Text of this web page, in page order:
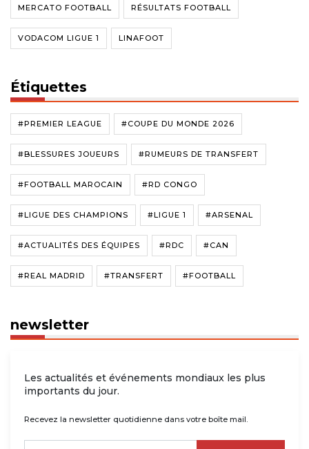
MERCATO FOOTBALL RÉSULTATS FOOTBALL
VODACOM LIGUE 1 LINAFOOT
Étiquettes
#PREMIER LEAGUE #COUPE DU MONDE 2026
#BLESSURES JOUEURS #RUMEURS DE TRANSFERT
#FOOTBALL MAROCAIN #RD CONGO
#LIGUE DES CHAMPIONS #LIGUE 1 #ARSENAL
#ACTUALITÉS DES ÉQUIPES #RDC #CAN
#REAL MADRID #TRANSFERT #FOOTBALL
newsletter
Les actualités et événements mondiaux les plus
importants du jour.
Recevez la newsletter quotidienne dans votre boîte mail.